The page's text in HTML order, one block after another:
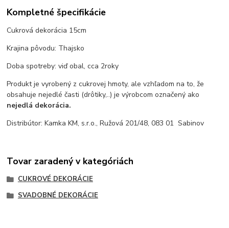
Kompletné špecifikácie
Cukrová dekorácia 15cm
Krajina pôvodu: Thajsko
Doba spotreby: viď obal, cca 2roky
Produkt je vyrobený z cukrovej hmoty, ale vzhľadom na to, že
obsahuje nejedlé časti (drôtiky,..) je výrobcom označený ako
nejedlá dekorácia.
Distribútor: Kamka KM, s.r.o., Ružová 201/48, 083 01 Sabinov
Tovar zaradený v kategóriách
CUKROVÉ DEKORÁCIE
SVADOBNÉ DEKORÁCIE